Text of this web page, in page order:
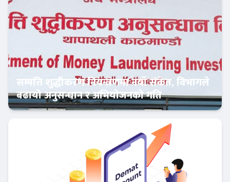
सम्पत्ति शुद्धीकरण नियन्त्रणमा नयाँ संकेत, विभागले
बढायो अनुसन्धान र अभियोजनको गति